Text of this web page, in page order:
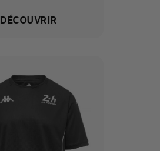
DÉCOUVRIR